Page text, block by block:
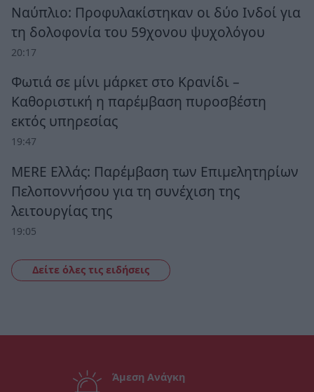
Ναύπλιο: Προφυλακίστηκαν οι δύο Ινδοί για
τη δολοφονία του 59χονου ψυχολόγου
20:17
Φωτιά σε μίνι μάρκετ στο Κρανίδι –
Καθοριστική η παρέμβαση πυροσβέστη
εκτός υπηρεσίας
19:47
MERE Ελλάς: Παρέμβαση των Επιμελητηρίων
Πελοποννήσου για τη συνέχιση της
λειτουργίας της
19:05
Δείτε όλες τις ειδήσεις
Άμεση Ανάγκη